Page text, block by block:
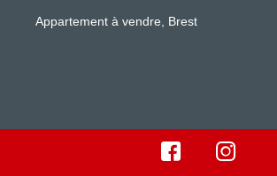
Appartement à vendre, Brest